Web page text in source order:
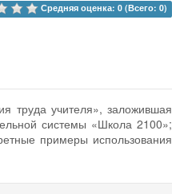
Средняя оценка: 0 (Всего: 0)
труда учителя», заложившая
системы «Школа 2100»;
примеры использования